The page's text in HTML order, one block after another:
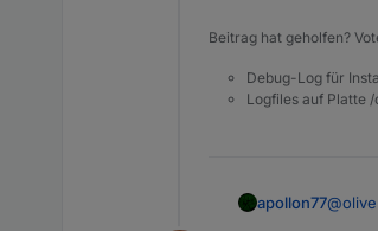
Beitrag hat geholfen?
Debug-Log für
Logfiles auf Platte
apollon77@